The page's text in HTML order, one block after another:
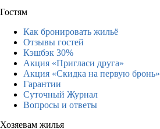
Гостям
Как бронировать жильё
Отзывы гостей
Кэшбэк 30%
Акция «Пригласи друга»
Акция «Скидка на первую бронь»
Гарантии
Суточный Журнал
Вопросы и ответы
Хозяевам жилья